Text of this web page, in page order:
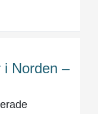
i Norden –